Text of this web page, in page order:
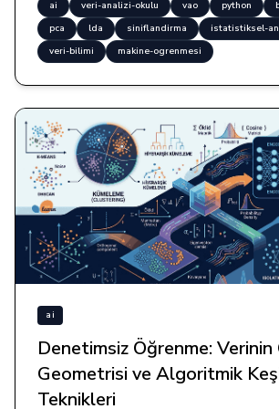
ai veri-analizi-okulu vao python
pca
lda siniflandirma
istatistiksel-
veri-bilimi
makine-ogrenmesi
ai
Denetimsiz Öğrenme: Verinin
Geometrisi ve Algoritmik
Teknikleri